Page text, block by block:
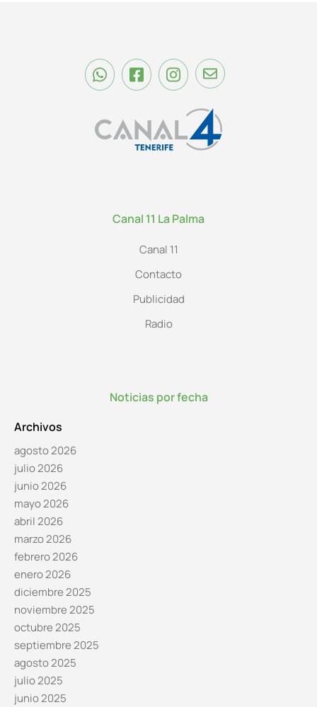
Canal 11 La Palma
Canal 11
Contacto
Publicidad
Radio
Noticias por fecha
Archivos
agosto 2026
julio 2026
junio 2026
mayo 2026
abril 2026
marzo 2026
febrero 2026
enero 2026
diciembre 2025
noviembre 2025
octubre 2025
septiembre 2025
agosto 2025
julio 2025
junio 2025